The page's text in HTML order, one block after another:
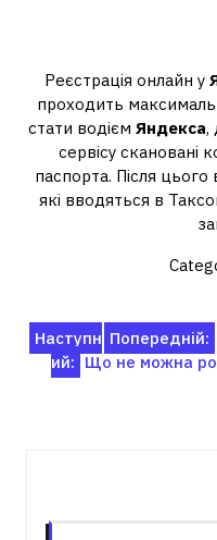
Реєстрація онлайн у
проходить
стати водієм Яндекса,
сервісу скановані
паспорта. Після
які вводяться в
Навігація
записів
Попередній:
Наступн
ий: Що не можна